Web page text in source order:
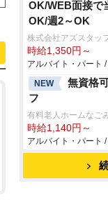
OK/WEB面接で
OK/週2～OK
株式会社アズスタッ
時給1,350円～
アルバイト・パート
NEW
無資格
フ
有料老人ホームなご
時給1,140円～
アルバイト・パート